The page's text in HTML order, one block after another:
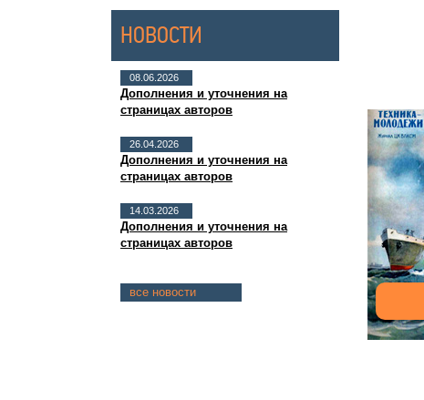
НОВОСТИ
08.06.2026
Дополнения и уточнения на
страницах авторов
26.04.2026
Дополнения и уточнения на
страницах авторов
14.03.2026
Дополнения и уточнения на
страницах авторов
все новости